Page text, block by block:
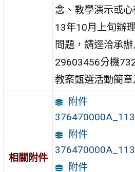
念、教學演示或
13年10月上旬辦
問題，請逕洽承
29603456分機
教案甄選活動簡
相關附件
附件
附件
附件